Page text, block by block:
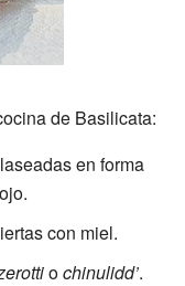
de Basilicata:
en forma
con miel.
ochinulidd’.